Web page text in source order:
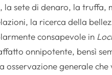
la sete di denaro, la truffa,
la ricerca della
consapevole in
onnipotente, bensì
osservazione generale